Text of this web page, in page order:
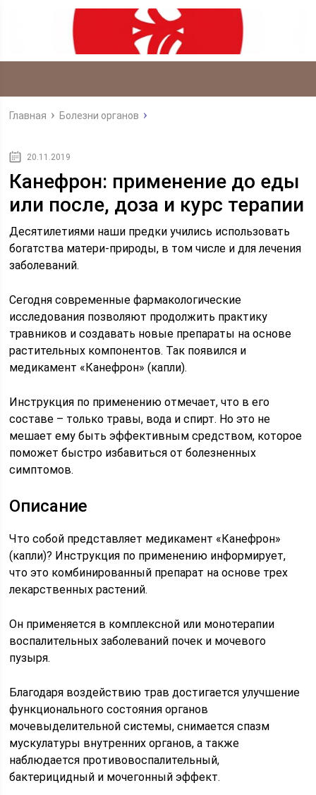
Главная Болезни органов
20.11.2019
Канефрон: применение до еды
или после, доза и курс терапии
Десятилетиями наши предки учились использовать
богатства матери-природы, в том числе и для лечения
заболеваний.
Сегодня современные фармакологические
исследования позволяют продолжить практику
травников и создавать новые препараты на основе
растительных компонентов. Так появился и
медикамент «Канефрон» (капли).
Инструкция по применению отмечает, что в его
составе – только травы, вода и спирт. Но это не
мешает ему быть эффективным средством, которое
поможет быстро избавиться от болезненных
симптомов.
Описание
Что собой представляет медикамент «Канефрон»
(капли)? Инструкция по применению информирует,
что это комбинированный препарат на основе трех
лекарственных растений.
Он применяется в комплексной или монотерапии
воспалительных заболеваний почек и мочевого
пузыря.
Благодаря воздействию трав достигается улучшение
функционального состояния органов
мочевыделительной системы, снимается спазм
мускулатуры внутренних органов, а также
наблюдается противовоспалительный,
бактерицидный и мочегонный эффект.